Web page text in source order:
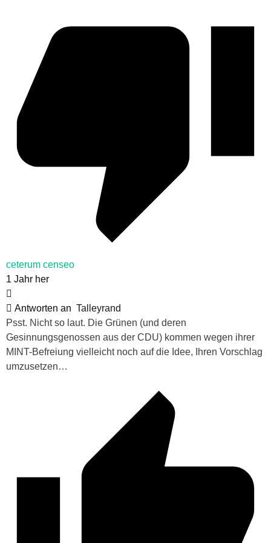
ceterum censeo
1 Jahr her
Antworten an Talleyrand
Psst. Nicht so laut. Die Grünen (und deren
Gesinnungsgenossen aus der CDU) kommen wegen ihrer
MINT-Befreiung vielleicht noch auf die Idee, Ihren Vorschlag
umzusetzen…